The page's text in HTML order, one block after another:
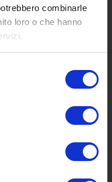
combinarle
loro o che hanno